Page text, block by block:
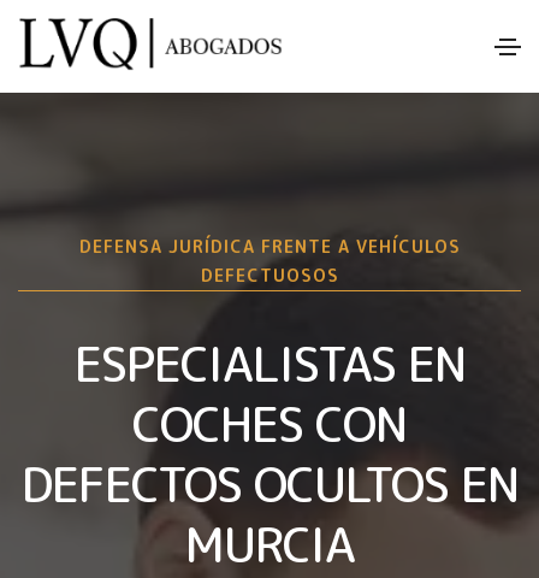
DEFENSA JURÍDICA FRENTE A VEHÍCULOS
DEFECTUOSOS
ESPECIALISTAS EN
COCHES CON
DEFECTOS OCULTOS EN
MURCIA